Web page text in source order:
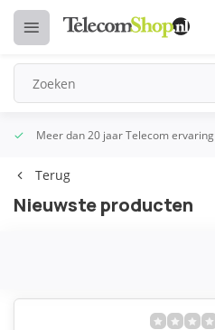
Meer dan 20 jaar Telecom ervaring
Terug
Nieuwste producten